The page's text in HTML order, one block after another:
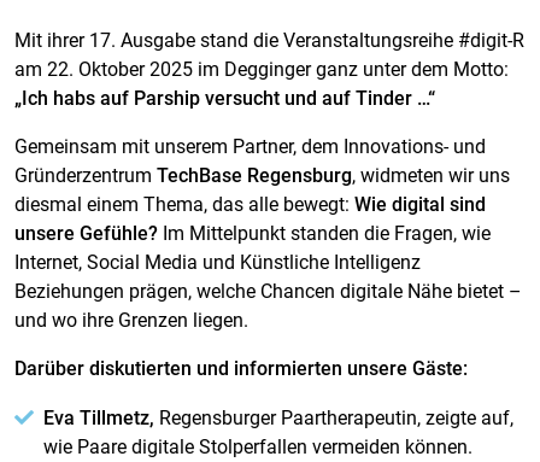
Mit ihrer 17. Ausgabe stand die Veranstaltungsreihe #digit-R
am 22. Oktober 2025 im Degginger ganz unter dem Motto:
„Ich habs auf Parship versucht und auf Tinder …“
Gemeinsam mit unserem Partner, dem Innovations- und
Gründerzentrum TechBase Regensburg, widmeten wir uns
diesmal einem Thema, das alle bewegt: Wie digital sind
unsere Gefühle? Im Mittelpunkt standen die Fragen, wie
Internet, Social Media und Künstliche Intelligenz
Beziehungen prägen, welche Chancen digitale Nähe bietet –
und wo ihre Grenzen liegen.
Darüber diskutierten und informierten unsere Gäste:
Eva Tillmetz, Regensburger Paartherapeutin, zeigte auf,
wie Paare digitale Stolperfallen vermeiden können.